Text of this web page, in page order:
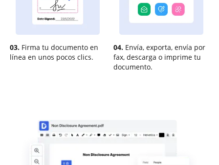
03. Firma tu documento en
línea en unos pocos clics.
04. Envía, exporta, envía por
fax, descarga o imprime tu
documento.